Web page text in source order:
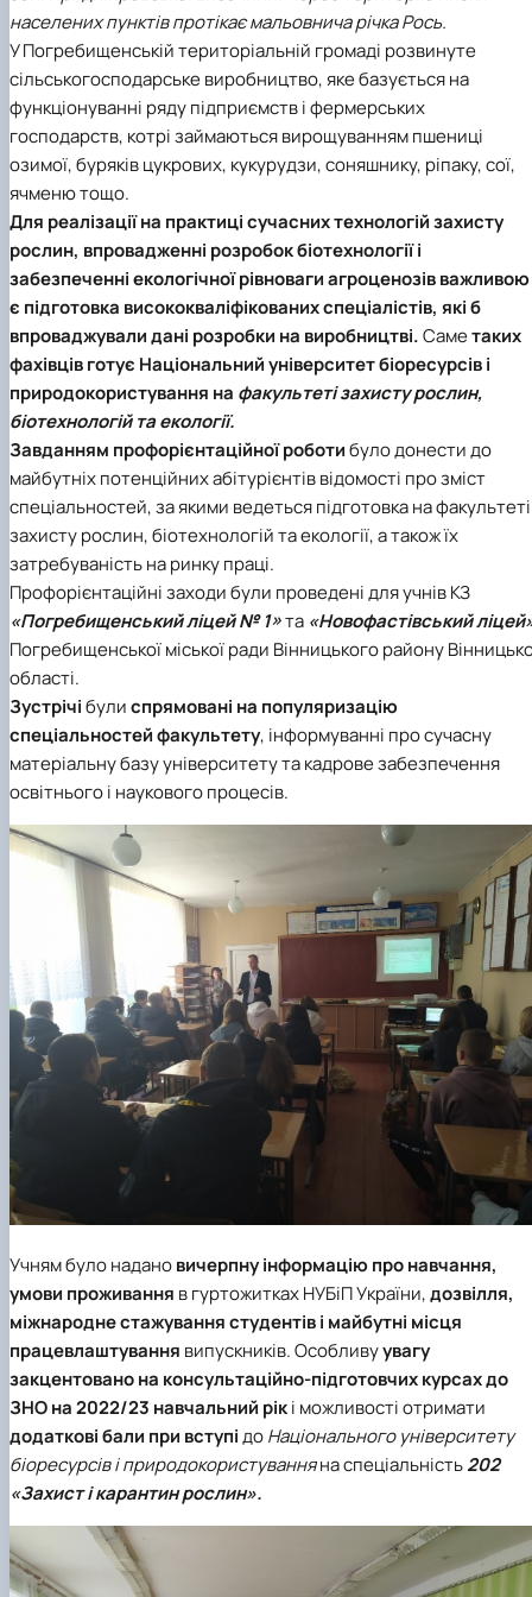
Забезпечення ОПП «Екологічний контроль
аудит»
населених пунктів протікає мальовнича річка Рось.
У Погребищенській територіальній громаді розвинуте
сільськогосподарське виробництво, яке базується на
функціонуванні ряду підприємств і фермерських
господарств, котрі займаються вирощуванням пшениці
озимої, буряків цукрових, кукурудзи, соняшнику, ріпаку, сої,
ячменю тощо.
Для реалізації на практиці сучасних технологій захисту
рослин, впровадженні розробок біотехнології і
забезпеченні екологічної рівноваги агроценозів важливою
є підготовка висококваліфікованих спеціалістів, які б
впроваджували дані розробки на виробництві.Саметаких
фахівців готує Національний університет біоресурсів і
природокористування на факультеті захисту рослин,
біотехнологій та екології.
Завданням профорієнтаційної роботибуло донести до
майбутніх потенційних абітурієнтів відомості про зміст
спеціальностей, за якими ведеться підготовка на факультеті
захисту рослин, біотехнологій та екології, a також їх
затребуваність на ринку праці.
Профорієнтаційні заходи були проведені для учнів КЗ
«Погребищенський ліцей № 1»та «Новофастівський
Погребищенської міської ради Вінницького району
області.
Зустрічібулиспрямовані на популяризацію
спеціальностей факультету, інформуванні про сучасну
матеріальну базу університету та кадрове забезпечення
освітнього і наукового процесів.
Учням було надановичерпну інформацію про навчання,
умови проживання в гуртожитках НУБіП України,дозвілля,
міжнародне стажування студентів і майбутні місця
працевлаштування випускників. Особливуувагу
закцентовано на консультаційно-підготовчих курсах до
ЗНО на 2022/23 навчальний рікі можливості отримати
додаткові бали при вступідоНаціонального університету
біоресурсів і природокористуванняна спеціальність202
«Захист і карантин рослин».